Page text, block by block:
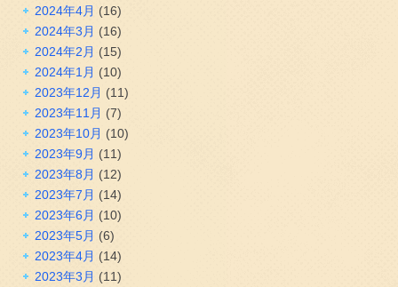
2024年4月 (16)
2024年3月 (16)
2024年2月 (15)
2024年1月 (10)
2023年12月 (11)
2023年11月 (7)
2023年10月 (10)
2023年9月 (11)
2023年8月 (12)
2023年7月 (14)
2023年6月 (10)
2023年5月 (6)
2023年4月 (14)
2023年3月 (11)